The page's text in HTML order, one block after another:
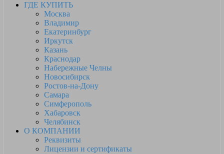
ГДЕ КУПИТЬ
Москва
Владимир
Екатеринбург
Иркутск
Казань
Краснодар
Набережные Челны
Новосибирск
Ростов-на-Дону
Самара
Симферополь
Хабаровск
Челябинск
О КОМПАНИИ
Реквизиты
Лицензии и сертификаты